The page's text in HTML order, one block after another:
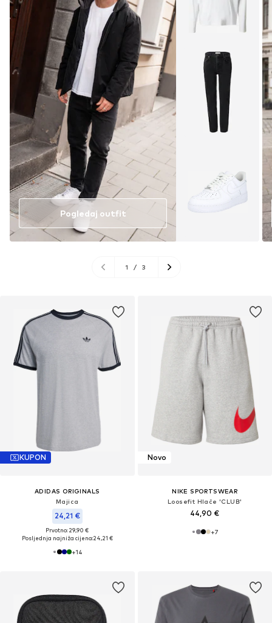
KUPON
ADIDAS ORIGINALS
Majica
24,21 €
Prvotno: 29,90 €
Posljednja najniža cijena:24,21 €
+14
Novo
NIKE SPORTSWEAR
Loosefit Hlače 'CLUB'
44,90 €
+7
Pogledaj outfit
1 / 3